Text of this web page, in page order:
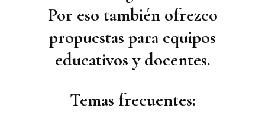
Por eso también ofrezco
propuestas para equipos
educativos y docentes.
Temas frecuentes: